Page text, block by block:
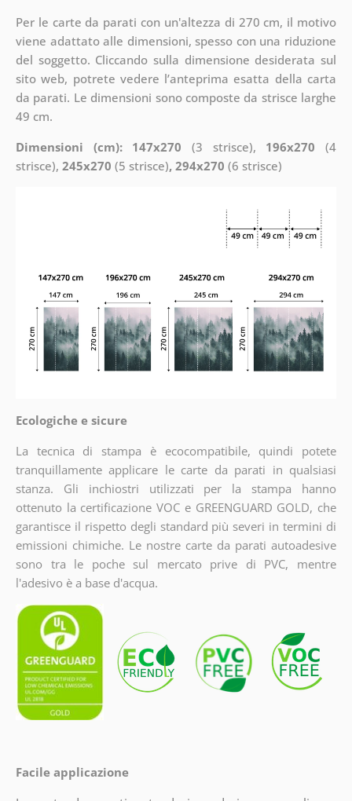
Per le carte da parati con un'altezza di 270 cm, il motivo
viene adattato alle dimensioni, spesso con una riduzione
del soggetto. Cliccando sulla dimensione desiderata sul
sito web, potrete vedere l’anteprima esatta della carta
da parati. Le dimensioni sono composte da strisce larghe
49 cm.
Dimensioni (cm): 147x270 (3 strisce), 196x270 (4
strisce), 245x270 (5 strisce), 294x270 (6 strisce)
Ecologiche e sicure
La tecnica di stampa è ecocompatibile, quindi potete
tranquillamente applicare le carte da parati in qualsiasi
stanza. Gli inchiostri utilizzati per la stampa hanno
ottenuto la certificazione VOC e GREENGUARD GOLD, che
garantisce il rispetto degli standard più severi in termini di
emissioni chimiche. Le nostre carte da parati autoadesive
sono tra le poche sul mercato prive di PVC, mentre
l'adesivo è a base d'acqua.
Facile applicazione